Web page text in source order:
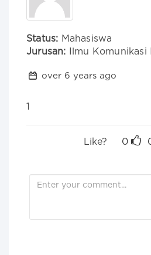
Status: Mahasiswa
Jurusan: Ilmu Komunikasi
over 6 years ago
1
Like? 0